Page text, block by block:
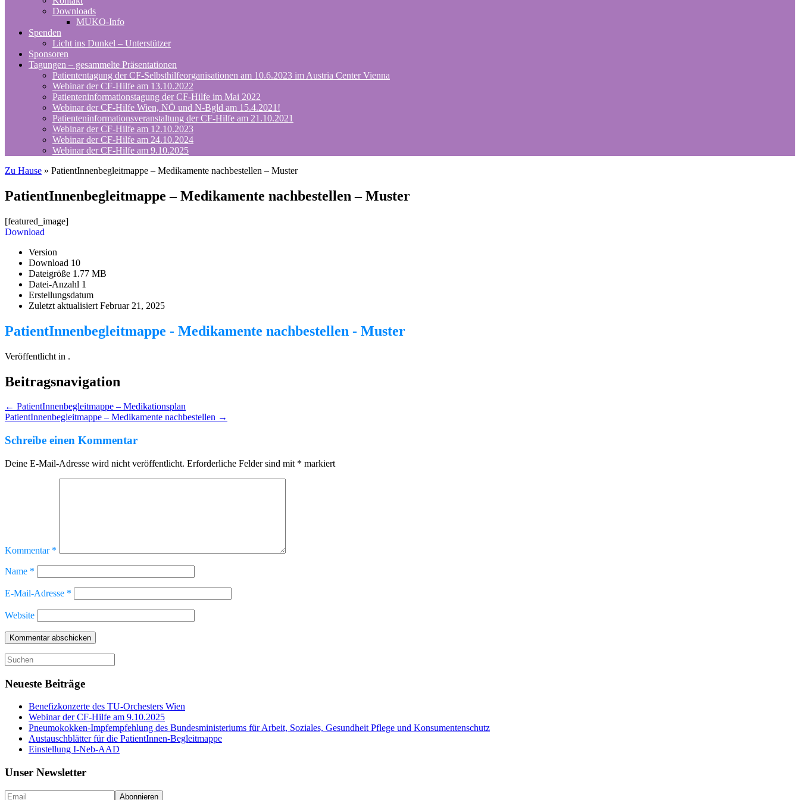
Downloads
MUKO-Info
Spenden
Licht ins Dunkel – Unterstützer
Sponsoren
Tagungen – gesammelte Präsentationen
Patiententagung der CF-Selbsthilfeorganisationen am 10.6.2023 im Austria Center Vienna
Webinar der CF-Hilfe am 13.10.2022
Patienteninformationstagung der CF-Hilfe im Mai 2022
Webinar der CF-Hilfe Wien, NÖ und N-Bgld am 15.4.2021!
Patienteninformationsveranstaltung der CF-Hilfe am 21.10.2021
Webinar der CF-Hilfe am 12.10.2023
Webinar der CF-Hilfe am 24.10.2024
Webinar der CF-Hilfe am 9.10.2025
Zu Hause » PatientInnenbegleitmappe – Medikamente nachbestellen – Muster
PatientInnenbegleitmappe – Medikamente nachbestellen – Muster
[featured_image]
Download
Version
Download 10
Dateigröße 1.77 MB
Datei-Anzahl 1
Erstellungsdatum
Zuletzt aktualisiert Februar 21, 2025
PatientInnenbegleitmappe - Medikamente nachbestellen - Muster
Veröffentlicht in .
Beitragsnavigation
← PatientInnenbegleitmappe – Medikationsplan
PatientInnenbegleitmappe – Medikamente nachbestellen →
Schreibe einen Kommentar
Deine E-Mail-Adresse wird nicht veröffentlicht. Erforderliche Felder sind mit * markiert
Kommentar *
Name *
E-Mail-Adresse *
Website
Suche
nach:
Neueste Beiträge
Benefizkonzerte des TU-Orchesters Wien
Webinar der CF-Hilfe am 9.10.2025
Pneumokokken-Impfempfehlung des Bundesministeriums für Arbeit, Soziales, Gesundheit Pflege und Konsumentenschutz
Austauschblätter für die PatientInnen-Begleitmappe
Einstellung I-Neb-AAD
Unser Newsletter